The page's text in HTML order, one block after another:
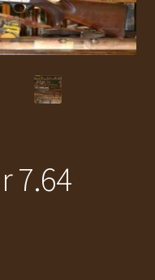
Ouvrir
le
menu
Ouvrir
menu
menu
enfant
7.64